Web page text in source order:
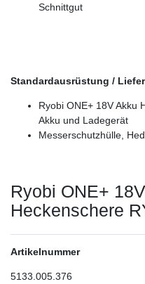
Schnittgut
Standardausrüstung /
Ryobi ONE+ 18V Akku
Akku und Ladegerät
Messerschutzhülle,
Ryobi ONE+
Heckenschere
Artikelnummer
5133.005.376